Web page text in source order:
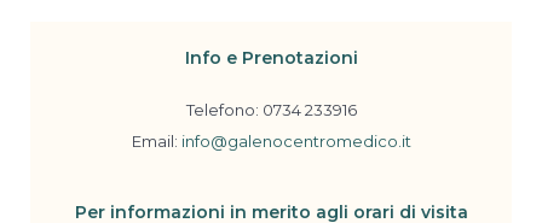
Info e Prenotazioni
Telefono: 0734 233916
Email: info@galenocentromedico.it
Per informazioni in merito agli orari di visita
Tecnici/Necessari
necessari per il
funzionamento del